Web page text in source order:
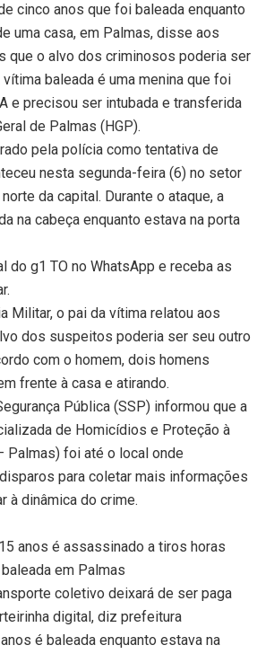
cinco anos que foi baleada enquanto
uma casa, em Palmas, disse aos
que o alvo dos criminosos poderia ser
baleada é uma menina que foi
e precisou ser intubada e transferida
de Palmas (HGP).
pela polícia como tentativa de
nesta segunda-feira (6) no setor
da capital. Durante o ataque, a
na cabeça enquanto estava na porta
do g1 TO no WhatsApp e receba as
Militar, o pai da vítima relatou aos
dos suspeitos poderia ser seu outro
com o homem, dois homens
frente à casa e atirando.
Pública (SSP) informou que a
de Homicídios e Proteção à
Palmas) foi até o local onde
para coletar mais informações
à dinâmica do crime.
anos é assassinado a tiros horas
em Palmas
coletivo deixará de ser paga
digital, diz prefeitura
é baleada enquanto estava na